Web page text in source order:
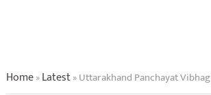
Home»Latest»Uttarakhand Panchayat Vibhag